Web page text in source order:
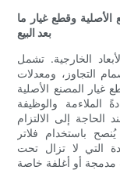
الأصلية وقطع غيار ما
بعد البيع
الخارجية. تشمل
التجاوز، ومعدلات
المصنع الأصلية
الملاءمة والوظيفة
الحاجة إلى الالتزام
باستخدام فلاتر
التي لا تزال تحت